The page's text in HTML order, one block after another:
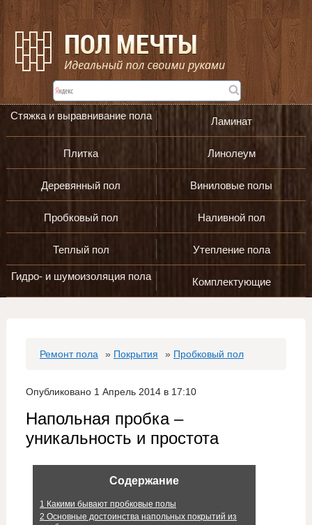
Стяжка и выравнивание пола Ламинат
Плитка Линолеум
Деревянный пол Виниловые полы
Пробковый пол Наливной пол
Теплый пол Утепление пола
Гидро- и шумоизоляция пола Комплектующие
Ремонт пола » Покрытия » Пробковый пол
Опубликовано 1 Апрель 2014 в 17:10
Напольная пробка –
уникальность и простота
Содержание
1 Какими бывают пробковые полы
2 Основные достоинства напольных покрытий из